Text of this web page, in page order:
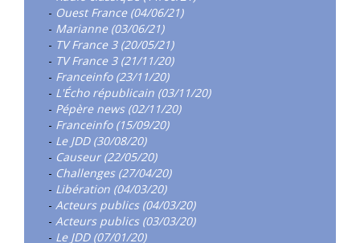
- Ouest France (04/06/21)
- Marianne (03/06/21)
- TV France 3 (20/05/21)
- TV France 3 (21/11/20)
- Franceinfo (23/11/20)
- L'Écho républicain (03/11/20)
- Pépère news (02/11/20)
- Franceinfo (15/09/20)
- Le JDD (30/08/20)
- Causeur (22/05/20)
- Challenges (27/04/20)
- Libération (04/03/20)
- Acteurs publics (04/03/20)
- Acteurs publics (03/03/20)
- Le JDD (07/01/20)